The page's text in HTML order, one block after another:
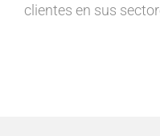
clientes en sus